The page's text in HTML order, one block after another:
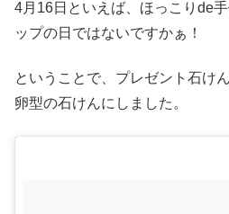
4月16日といえば、ほっこりde
ップの日ではないですかぁ！
ということで、プレゼント石け
卵型の石けんにしました。